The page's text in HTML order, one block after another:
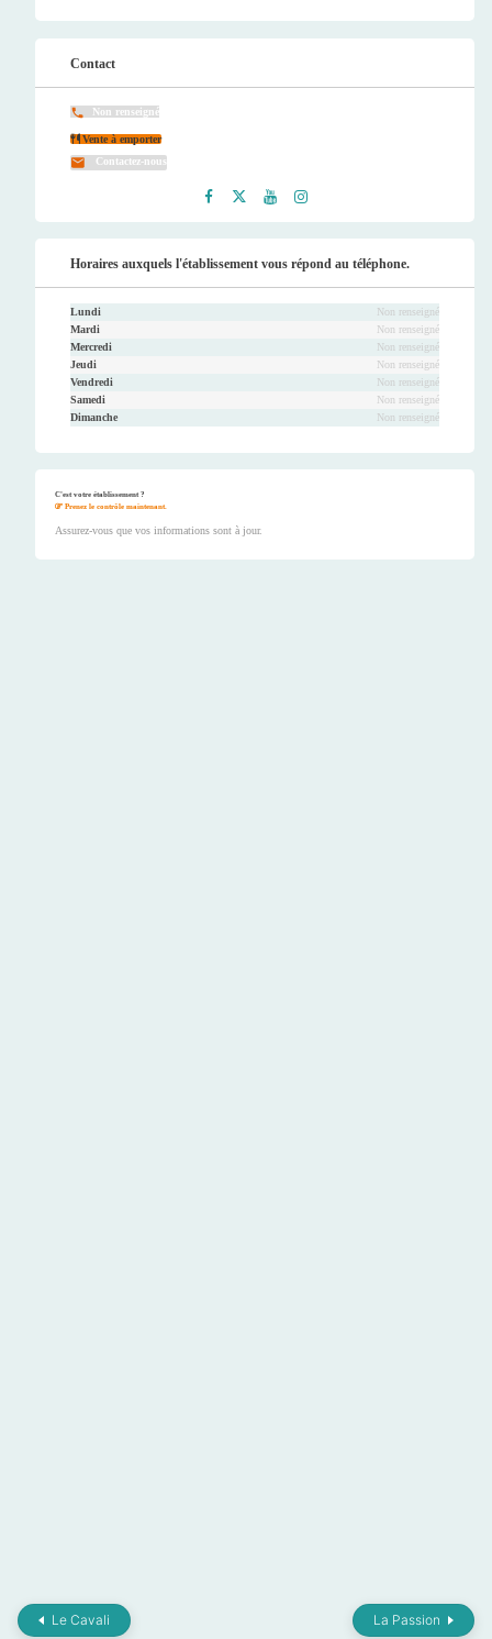
Contact
Non renseigné
Vente à emporter
Contactez-nous
ook
er
be
ram
Horaires auxquels l'établissement vous répond au téléphone.
Lundi
Non renseigné
Mardi
Non renseigné
Mercredi
Non renseigné
Jeudi
Non renseigné
Vendredi
Non renseigné
Samedi
Non renseigné
Dimanche
Non renseigné
C'est votre établissement ?
Prenez le contrôle maintenant.
Assurez-vous que vos informations sont à jour.
Le Cavali La Passion